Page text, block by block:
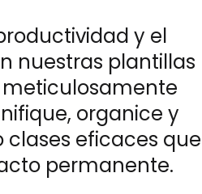
y el
nuestras plantillas
organice y
clases eficaces que
permanente.